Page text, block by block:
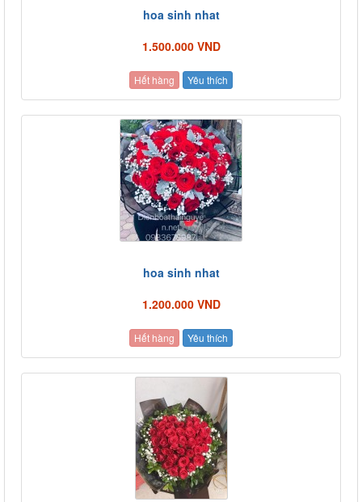
hoa sinh nhat
1.500.000 VND
Hết hàng Yêu thích
hoa sinh nhat
1.200.000 VND
Hết hàng Yêu thích